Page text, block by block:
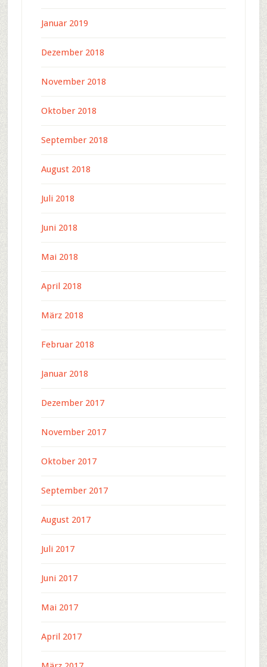
Januar 2019
Dezember 2018
November 2018
Oktober 2018
September 2018
August 2018
Juli 2018
Juni 2018
Mai 2018
April 2018
März 2018
Februar 2018
Januar 2018
Dezember 2017
November 2017
Oktober 2017
September 2017
August 2017
Juli 2017
Juni 2017
Mai 2017
April 2017